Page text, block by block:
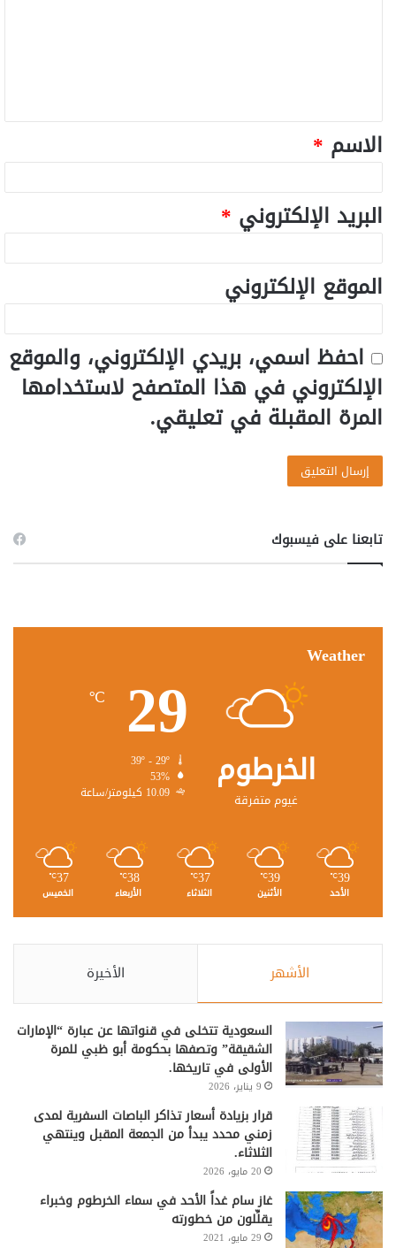
الاسم *
البريد الإلكتروني *
الموقع الإلكتروني
احفظ اسمي، بريدي الإلكتروني، والموقع
الإلكتروني في هذا المتصفح لاستخدامها
المرة المقبلة في تعليقي.
تابعنا على فيسبوك
Weather
الخرطوم
غيوم متفرقة
29
℃
53%
10.09 كيلومتر/ساعة
39
℃
الأحد
39
℃
الأثنين
37
℃
الثلاثاء
38
℃
الأربعاء
37
℃
الخميس
الأشهر الأخيرة
السعودية تتخلى في قنواتها عن عبارة “الإمارات
الشقيقة” وتصفها بحكومة أبو ظبي للمرة
الأولى في تاريخها.
9 يناير، 2026
قرار بزيادة أسعار تذاكر الباصات السفرية لمدى
زمني محدد يبدأ من الجمعة المقبل وينتهي
الثلاثاء.
20 مايو، 2026
غاز سام غداً الأحد في سماء الخرطوم وخبراء
يقلِّلون من خطورته
29 مايو، 2021